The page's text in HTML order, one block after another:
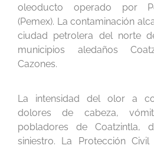
oleoducto operado por
(Pemex). La contaminación
ciudad petrolera del norte
municipios aledaños
Cazones.
La intensidad del olor a
dolores de cabeza,
pobladores de Coatzintla,
siniestro. La Protección